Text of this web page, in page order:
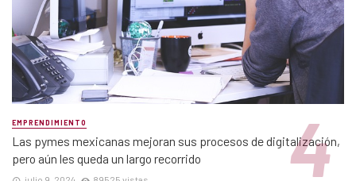
EMPRENDIMIENTO
Las pymes mexicanas mejoran sus procesos de digitalización,
pero aún les queda un largo recorrido